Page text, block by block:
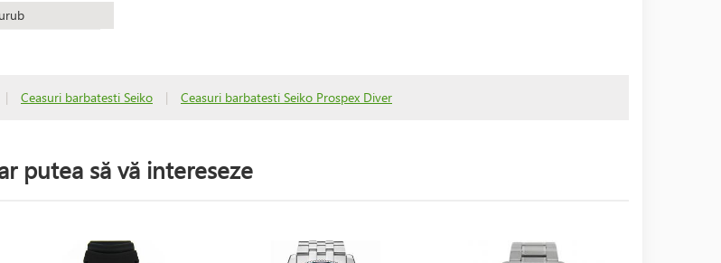
| Ceasuri barbatesti Seiko | Ceasuri barbatesti Seiko Prospex Diver
putea să vă intereseze